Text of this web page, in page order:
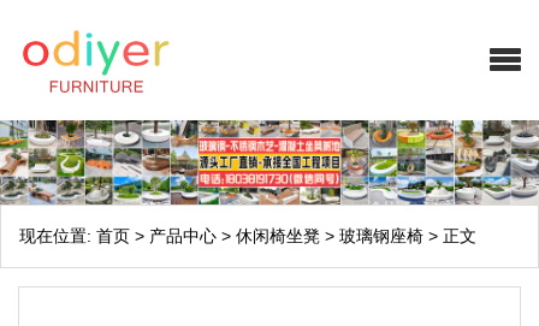
现在位置: 首页 > 产品中心 > 休闲椅坐凳 > 玻璃钢座椅 > 正文